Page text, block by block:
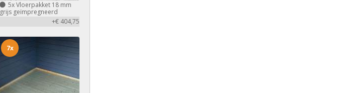
5xVloerpakket 18 mm
grijs geïmpregneerd
+€ 404,75
7x